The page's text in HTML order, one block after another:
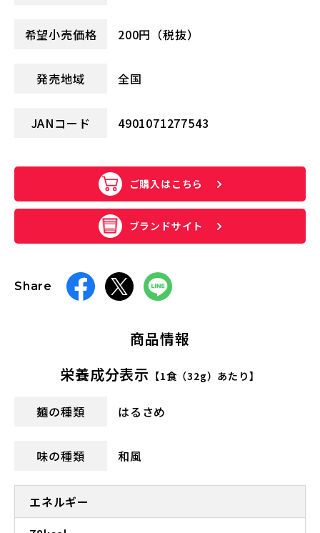
希望小売価格 200円（税抜）
発売地域 全国
JANコード 4901071277543
ご購入はこちら
ブランドサイト
Share
商品情報
栄養成分表示 【1食（32g）あたり】
麺の種類 はるさめ
味の種類 和風
エネルギー